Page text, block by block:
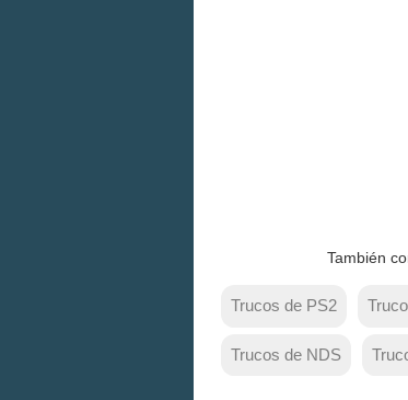
También
Trucos de PS2
Trucos de NDS